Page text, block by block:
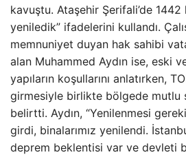
kavuştu. Ataşehir Şerifali’de
yeniledik” ifadelerini kullandı.
memnuniyet duyan hak sahibi
alan Muhammed Aydın ise, eski
yapıların koşullarını anlatırken,
girmesiyle birlikte bölgede mutlu
belirtti. Aydın, “Yenilenmesi
girdi, binalarımız yenilendi.
deprem beklentisi var ve devleti